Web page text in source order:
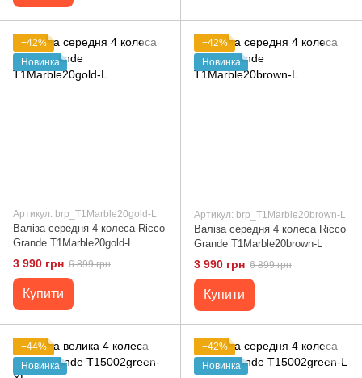
−42%
Новинка
Артикул: brp_T1Marble20gold-L
Валіза середня 4 колеса Ricco
Grande T1Marble20gold-L
3 990 грн 6 899 грн
Купити
−42%
Новинка
Артикул: brp_T1Marble20brown-L
Валіза середня 4 колеса Ricco
Grande T1Marble20brown-L
3 990 грн 6 899 грн
Купити
−44%
Новинка
−42%
Новинка